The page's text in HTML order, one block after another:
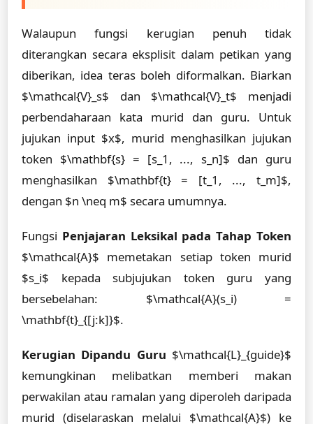
Walaupun fungsi kerugian penuh tidak
diterangkan secara eksplisit dalam petikan yang
diberikan, idea teras boleh diformalkan. Biarkan
$\mathcal{V}_s$ dan $\mathcal{V}_t$ menjadi
perbendaharaan kata murid dan guru. Untuk
jujukan input $x$, murid menghasilkan jujukan
token $\mathbf{s} = [s_1, ..., s_n]$ dan guru
menghasilkan $\mathbf{t} = [t_1, ..., t_m]$,
dengan $n \neq m$ secara umumnya.
Fungsi Penjajaran Leksikal pada Tahap Token
$\mathcal{A}$ memetakan setiap token murid
$s_i$ kepada subjujukan token guru yang
bersebelahan: $\mathcal{A}(s_i) =
\mathbf{t}_{[j:k]}$.
Kerugian Dipandu Guru $\mathcal{L}_{guide}$
kemungkinan melibatkan memberi makan
perwakilan atau ramalan yang diperoleh daripada
murid (diselaraskan melalui $\mathcal{A}$) ke